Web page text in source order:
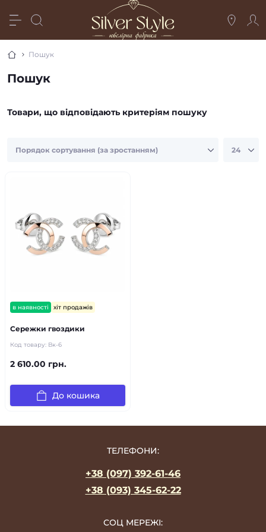
Пошук
Пошук
Товари, що відповідають критеріям пошуку
в наявності хіт продажів
Сережки гвоздики
Код товару: Вк-6
2 610.00 грн.
До кошика
ТЕЛЕФОНИ:
+38 (097) 392-61-46
+38 (093) 345-62-22
СОЦ МЕРЕЖІ: